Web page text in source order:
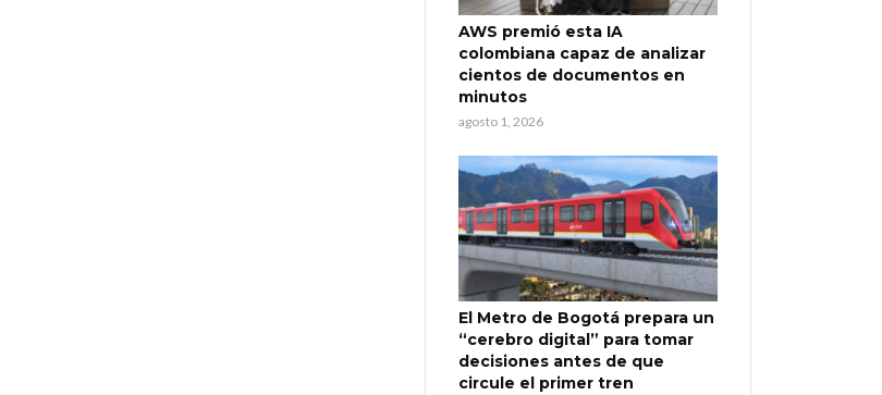
AWS premió esta IA
colombiana capaz de analizar
cientos de documentos en
minutos
agosto 1, 2026
El Metro de Bogotá prepara un
“cerebro digital” para tomar
decisiones antes de que
circule el primer tren